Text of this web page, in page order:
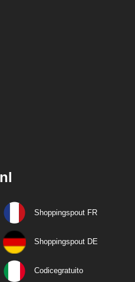
Shoppingspout FR
Shoppingspout DE
Codicegratuito